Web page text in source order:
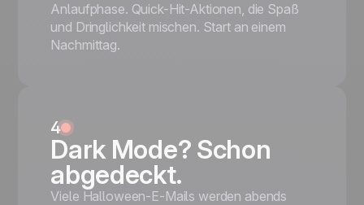
Anlaufphase. Quick-Hit-Aktionen, die Spaß
und Dringlichkeit mischen. Start an einem
Nachmittag.
4
Dark Mode? Schon
abgedeckt.
Viele Halloween-E-Mails werden abends